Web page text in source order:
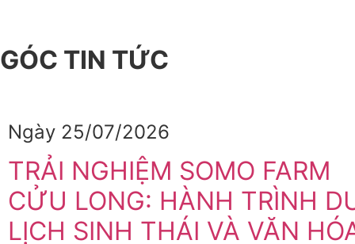
GÓC TIN TỨC
Ngày 25/07/2026
TRẢI NGHIỆM SOMO FARM
CỬU LONG: HÀNH TRÌNH
LỊCH SINH THÁI VÀ VĂN